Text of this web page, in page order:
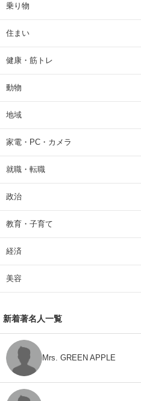
乗り物
住まい
健康・筋トレ
動物
地域
家電・PC・カメラ
就職・転職
政治
教育・子育て
経済
美容
新着著名人一覧
Mrs. GREEN APPLE